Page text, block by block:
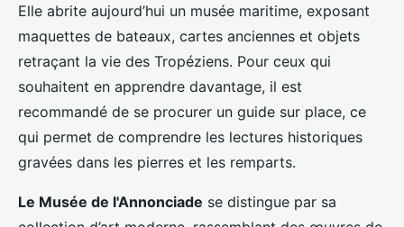
Elle abrite aujourd’hui un musée maritime, exposant
maquettes de bateaux, cartes anciennes et objets
retraçant la vie des Tropéziens. Pour ceux qui
souhaitent en apprendre davantage, il est
recommandé de se procurer un guide sur place, ce
qui permet de comprendre les lectures historiques
gravées dans les pierres et les remparts.
Le Musée de l'Annonciade se distingue par sa